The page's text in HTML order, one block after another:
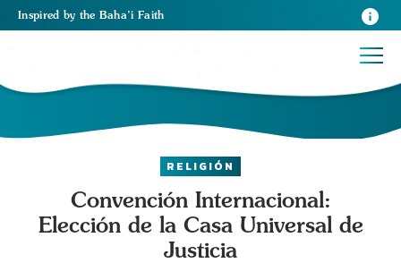
Inspired by the Baha’i Faith
RELIGIÓN
Convención Internacional:
Elección de la Casa Universal de
Justicia